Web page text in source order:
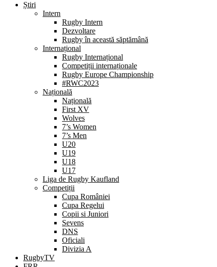
Știri
Intern
Rugby Intern
Dezvoltare
Rugby în această săptămână
Internațional
Rugby Internațional
Competiții internaționale
Rugby Europe Championship
#RWC2023
Națională
Națională
First XV
Wolves
7’s Women
7’s Men
U20
U19
U18
U17
Liga de Rugby Kaufland
Competiții
Cupa României
Cupa Regelui
Copii si Juniori
Sevens
DNS
Oficiali
Divizia A
RugbyTV